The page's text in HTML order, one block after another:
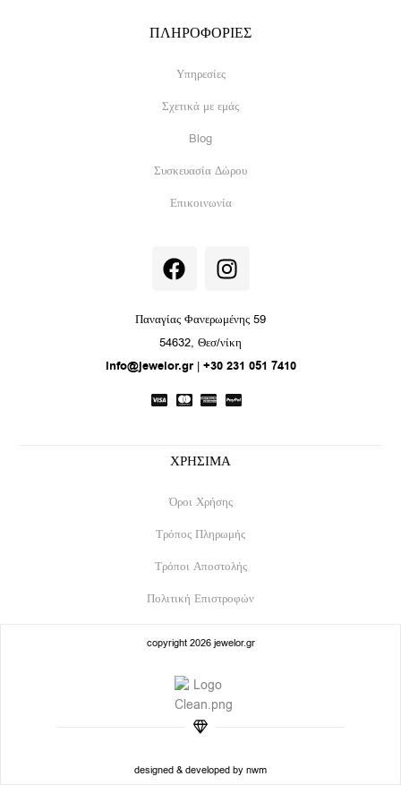
ΠΛΗΡΟΦΟΡΙΕΣ
Υπηρεσίες
Σχετικά με εμάς
Blog
Συσκευασία Δώρου
Επικοινωνία
F
a
e
b
o
o
k
I
n
t
a
g
r
a
Παναγίας Φανερωμένης 59
54632, Θεσ/νίκη
info@jewelor.gr| +30 231 051 7410
ΧΡΗΣΙΜΑ
Όροι Χρήσης
Τρόπος Πληρωμής
Τρόποι Αποστολής
Πολιτική Επιστροφών
copyright 2026 jewelor.gr
designed & developed by nwm